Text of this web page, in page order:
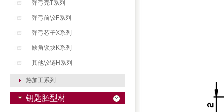
弹弓壳T系列
弹弓前铰F系列
弹弓芯子X系列
缺角锁块K系列
其他铰链H系列
热加工系列
钥匙胚型材